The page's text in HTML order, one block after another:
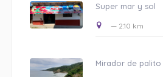
Super mar y sol
— 2.10 km
Mirador de